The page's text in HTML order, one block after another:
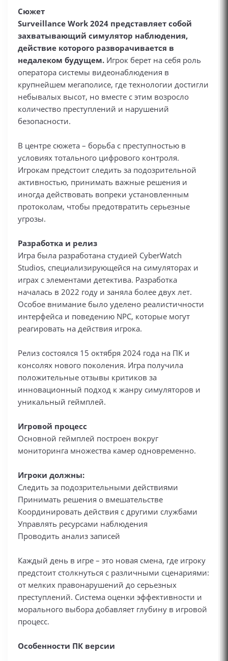
Сюжет
Surveillance Work 2024 представляет собой
захватывающий симулятор наблюдения,
действие которого разворачивается в
недалеком будущем. Игрок берет на себя роль
оператора системы видеонаблюдения в
крупнейшем мегаполисе, где технологии достигли
небывалых высот, но вместе с этим возросло
количество преступлений и нарушений
безопасности.
В центре сюжета – борьба с преступностью в
условиях тотального цифрового контроля.
Игрокам предстоит следить за подозрительной
активностью, принимать важные решения и
иногда действовать вопреки установленным
протоколам, чтобы предотвратить серьезные
угрозы.
Разработка и релиз
Игра была разработана студией CyberWatch
Studios, специализирующейся на симуляторах и
играх с элементами детектива. Разработка
началась в 2022 году и заняла более двух лет.
Особое внимание было уделено реалистичности
интерфейса и поведению NPC, которые могут
реагировать на действия игрока.
Релиз состоялся 15 октября 2024 года на ПК и
консолях нового поколения. Игра получила
положительные отзывы критиков за
инновационный подход к жанру симуляторов и
уникальный геймплей.
Игровой процесс
Основной геймплей построен вокруг
мониторинга множества камер одновременно.
Игроки должны:
Следить за подозрительными действиями
Принимать решения о вмешательстве
Координировать действия с другими службами
Управлять ресурсами наблюдения
Проводить анализ записей
Каждый день в игре – это новая смена, где игроку
предстоит столкнуться с различными сценариями:
от мелких правонарушений до серьезных
преступлений. Система оценки эффективности и
морального выбора добавляет глубину в игровой
процесс.
Особенности ПК версии